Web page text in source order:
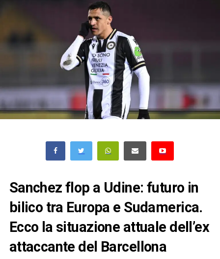
Sanchez flop a Udine: futuro in
bilico tra Europa e Sudamerica.
Ecco la situazione attuale dell’ex
attaccante del Barcellona